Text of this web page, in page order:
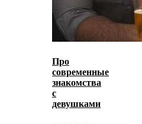
Про
современные
знакомства
с
девушками